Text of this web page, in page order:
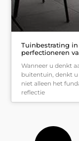
Tuinbestrating
perfectioneren
Wanneer u denkt
buitentuin, denkt
niet alleen het
reflectie